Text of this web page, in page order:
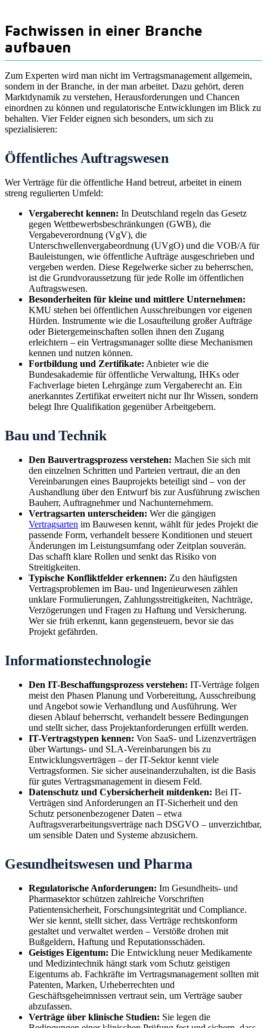
Fachwissen in einer Branche
aufbauen
Zum Experten wird man nicht im Vertragsmanagement allgemein,
sondern in der Branche, in der man arbeitet. Dazu gehört, deren
Marktdynamik zu verstehen, Herausforderungen und Chancen
einordnen zu können und regulatorische Entwicklungen im Blick zu
behalten. Vier Felder eignen sich besonders, um sich zu
spezialisieren:
Öffentliches Auftragswesen
Wer Verträge für die öffentliche Hand betreut, arbeitet in einem
streng regulierten Umfeld:
Vergaberecht kennen: In Deutschland regeln das Gesetz
gegen Wettbewerbsbeschränkungen (GWB), die
Vergabeverordnung (VgV), die
Unterschwellenvergabeordnung (UVgO) und die VOB/A für
Bauleistungen, wie öffentliche Aufträge ausgeschrieben und
vergeben werden. Diese Regelwerke sicher zu beherrschen,
ist die Grundvoraussetzung für jede Rolle im öffentlichen
Auftragswesen.
Besonderheiten für kleine und mittlere Unternehmen:
KMU stehen bei öffentlichen Ausschreibungen vor eigenen
Hürden. Instrumente wie die Losaufteilung großer Aufträge
oder Bietergemeinschaften sollen ihnen den Zugang
erleichtern – ein Vertragsmanager sollte diese Mechanismen
kennen und nutzen können.
Fortbildung und Zertifikate: Anbieter wie die
Bundesakademie für öffentliche Verwaltung, IHKs oder
Fachverlage bieten Lehrgänge zum Vergaberecht an. Ein
anerkanntes Zertifikat erweitert nicht nur Ihr Wissen, sondern
belegt Ihre Qualifikation gegenüber Arbeitgebern.
Bau und Technik
Den Bauvertragsprozess verstehen: Machen Sie sich mit
den einzelnen Schritten und Parteien vertraut, die an den
Vereinbarungen eines Bauprojekts beteiligt sind – von der
Aushandlung über den Entwurf bis zur Ausführung zwischen
Bauherr, Auftragnehmer und Nachunternehmern.
Vertragsarten unterscheiden: Wer die gängigen
Vertragsarten im Bauwesen kennt, wählt für jedes Projekt die
passende Form, verhandelt bessere Konditionen und steuert
Änderungen im Leistungsumfang oder Zeitplan souverän.
Das schafft klare Rollen und senkt das Risiko von
Streitigkeiten.
Typische Konfliktfelder erkennen: Zu den häufigsten
Vertragsproblemen im Bau- und Ingenieurwesen zählen
unklare Formulierungen, Zahlungsstreitigkeiten, Nachträge,
Verzögerungen und Fragen zu Haftung und Versicherung.
Wer sie früh erkennt, kann gegensteuern, bevor sie das
Projekt gefährden.
Informationstechnologie
Den IT-Beschaffungsprozess verstehen: IT-Verträge folgen
meist den Phasen Planung und Vorbereitung, Ausschreibung
und Angebot sowie Verhandlung und Ausführung. Wer
diesen Ablauf beherrscht, verhandelt bessere Bedingungen
und stellt sicher, dass Projektanforderungen erfüllt werden.
IT-Vertragstypen kennen: Von SaaS- und Lizenzverträgen
über Wartungs- und SLA-Vereinbarungen bis zu
Entwicklungsverträgen – der IT-Sektor kennt viele
Vertragsformen. Sie sicher auseinanderzuhalten, ist die Basis
für gutes Vertragsmanagement in diesem Feld.
Datenschutz und Cybersicherheit mitdenken: Bei IT-
Verträgen sind Anforderungen an IT-Sicherheit und den
Schutz personenbezogener Daten – etwa
Auftragsverarbeitungsverträge nach DSGVO – unverzichtbar,
um sensible Daten und Systeme abzusichern.
Gesundheitswesen und Pharma
Regulatorische Anforderungen: Im Gesundheits- und
Pharmasektor schützen zahlreiche Vorschriften
Patientensicherheit, Forschungsintegrität und Compliance.
Wer sie kennt, stellt sicher, dass Verträge rechtskonform
gestaltet und verwaltet werden – Verstöße drohen mit
Bußgeldern, Haftung und Reputationsschäden.
Geistiges Eigentum: Die Entwicklung neuer Medikamente
und Medizintechnik hängt stark vom Schutz geistigen
Eigentums ab. Fachkräfte im Vertragsmanagement sollten mit
Patenten, Marken, Urheberrechten und
Geschäftsgeheimnissen vertraut sein, um Verträge sauber
abzufassen.
Verträge über klinische Studien: Sie legen die